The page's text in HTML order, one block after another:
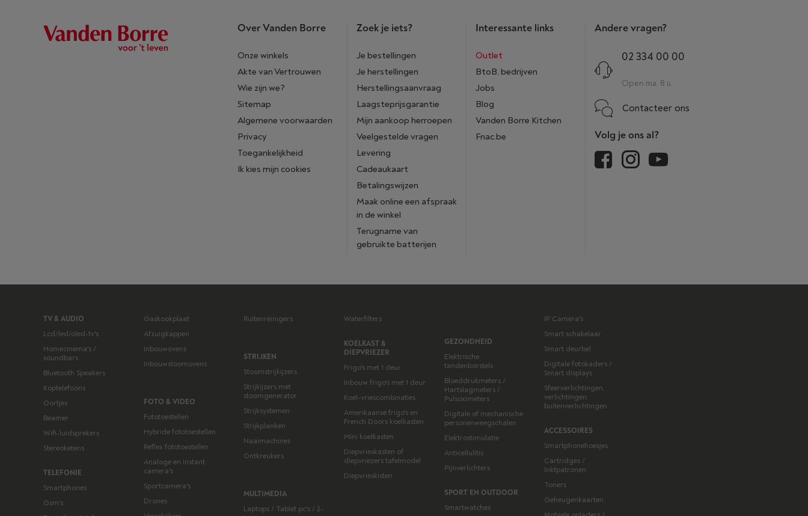
Over Vanden Borre
Onze winkels
Akte van Vertrouwen
Wie zijn we?
Sitemap
Algemene voorwaarden
Privacy
Toegankelijkheid
Ik kies mijn cookies
Zoek je iets?
Je bestellingen
Je herstellingen
Herstellingsaanvraag
Laagsteprijsgarantie
Mijn aankoop herroepen
Veelgestelde vragen
Levering
Cadeaukaart
Betalingswijzen
Maak online een afspraak
in de winkel
Terugname van
gebruikte batterijen
Interessante links
Outlet
BtoB, bedrijven
Jobs
Blog
Vanden Borre Kitchen
Fnac.be
Andere vragen?
02 334 00 00
Open ma. 8 u.
Contacteer ons
Volg je ons al?
TV & AUDIO
Lcd/led/oled-tv's
Homecinema's /
soundbars
Bluetooth Speakers
Koptelefoons
Oortjes
Beamer
Wifi-luidsprekers
Stereoketens
TELEFONIE
Smartphones
Gsm's
Gaskookplaat
Afzuigkappen
Inbouwovens
Inbouwstoomovens
FOTO & VIDEO
Fototoestellen
Hybride fototoestellen
Reflex fototoestellen
Analoge en instant
camera's
Sportcamera's
Drones
Ruitenreinigers
STRIJKEN
Stoomstrijkijzers
Strijkijzers met
stoomgenerator
Strijksystemen
Strijkplanken
Naaimachines
Ontkreukers
MULTIMEDIA
Laptops / Tablet pc's / 2-
Waterfilters
KOELKAST &
DIEPVRIEZER
Frigo's met 1 deur
Inbouw frigo's met 1 deur
Koel-vriescombinaties
Amerikaanse frigo's en
French Doors koelkasten
Mini koelkasten
Diepvrieskasten of
diepvriezers tafelmodel
Diepvrieskisten
GEZONDHEID
Elektrische
tandenborstels
Bloeddrukmeters /
Hartslagmeters /
Pulsoximeters
Digitale of mechanische
personenweegschalen
Elektrostimulatie
Anticellulitis
Pijnverlichters
SPORT EN OUTDOOR
Smartwatches
IP Camera's
Smart schakelaar
Smart deurbel
Digitale fotokaders /
Smart displays
Sfeerverlichtingen,
verlichtingen,
buitenverlichtingen
ACCESSOIRES
Smartphonehoesjes
Cartridges /
Inktpatronen
Toners
Geheugenkaarten